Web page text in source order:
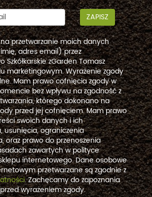
ZAPISZ
przetwarzanie moich danych
adres email) przez
Szkółkarskie zGarden Tomasz
marketingowym. Wyrażenie zgody
Mam prawo cofnięcia zgody w
bez wpływu na zgodność z
którego dokonano na
przed jej cofnięciem. Mam prawo
swoich danych i ich
usunięcia, ograniczenia
oraz prawo do przenoszenia
zawartych w polityce
internetowego. Dane osobowe
przetwarzane są zgodnie z
. Zachęcamy do zapoznania
wyrażeniem zgody.